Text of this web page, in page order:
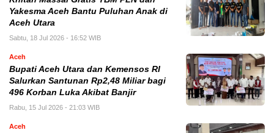
Yakesma Aceh Bantu Puluhan Anak di
Aceh Utara
Sabtu, 18 Jul 2026 - 16:52 WIB
Aceh
Bupati Aceh Utara dan Kemensos RI
Salurkan Santunan Rp2,48 Miliar bagi
496 Korban Luka Akibat Banjir
Rabu, 15 Jul 2026 - 21:03 WIB
Aceh